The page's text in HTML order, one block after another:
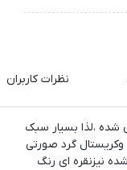
نظرات کاربران
،لذا بسیار سبک
گرد صورتی
نیزنقره ای رنگ